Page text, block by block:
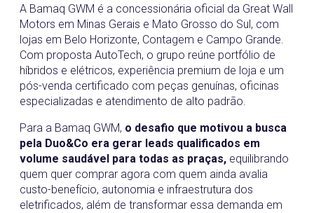
A Bamaq GWM é a concessionária oficial da Great Wall
Motors em Minas Gerais e Mato Grosso do Sul, com
lojas em Belo Horizonte, Contagem e Campo Grande.
Com proposta AutoTech, o grupo reúne portfólio de
híbridos e elétricos, experiência premium de loja e um
pós-venda certificado com peças genuínas, oficinas
especializadas e atendimento de alto padrão.
Para a Bamaq GWM, o desafio que motivou a busca
pela Duo&Co era gerar leads qualificados em
volume saudável para todas as praças, equilibrando
quem quer comprar agora com quem ainda avalia
custo-benefício, autonomia e infraestrutura dos
eletrificados, além de transformar essa demanda em